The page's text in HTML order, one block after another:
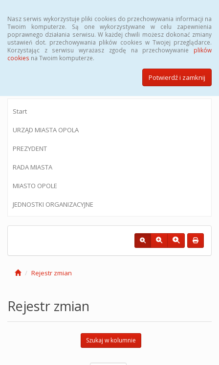
Nasz serwis wykorzystuje pliki cookies do przechowywania informacji na
Twoim komputerze. Są one wykorzystywane w celu zapewnienia
poprawnego działania serwisu. W każdej chwili możesz dokonać zmiany
ustawień dot. przechowywania plików cookies w Twojej przeglądarce.
Korzystając z serwisu wyrażasz zgodę na przechowywanie plików
cookies na Twoim komputerze.
Potwierdź i zamknij
BIULETYN INFORMACJI PUBLICZNEJ
Urzędu Miasta Opola
Start
URZĄD MIASTA OPOLA
PREZYDENT
RADA MIASTA
MIASTO OPOLE
JEDNOSTKI ORGANIZACYJNE
Rejestr zmian
Rejestr zmian
Szukaj w kolumnie